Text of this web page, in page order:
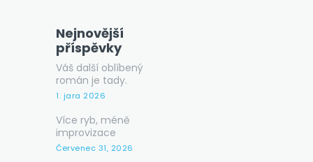
Nejnovější
příspěvky
Váš další oblíbený
román je tady.
1. jara 2026
Více ryb, méně
improvizace
Červenec 31, 2026